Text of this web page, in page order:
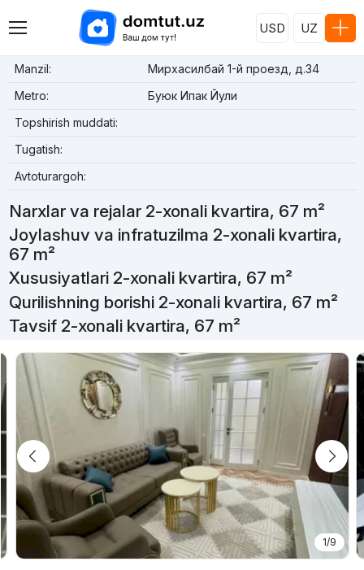
USD UZ
Manzil:
Мирхасилбай 1-й проезд, д.34
Metro:
Буюк Ипак Йули
Topshirish muddati:
Tugatish:
Avtoturargoh:
Narxlar va rejalar 2-xonali kvartira, 67 m²
Joylashuv va infratuzilma 2-xonali kvartira,
67 m²
Xususiyatlari 2-xonali kvartira, 67 m²
Qurilishning borishi 2-xonali kvartira, 67 m²
Tavsif 2-xonali kvartira, 67 m²
1/9